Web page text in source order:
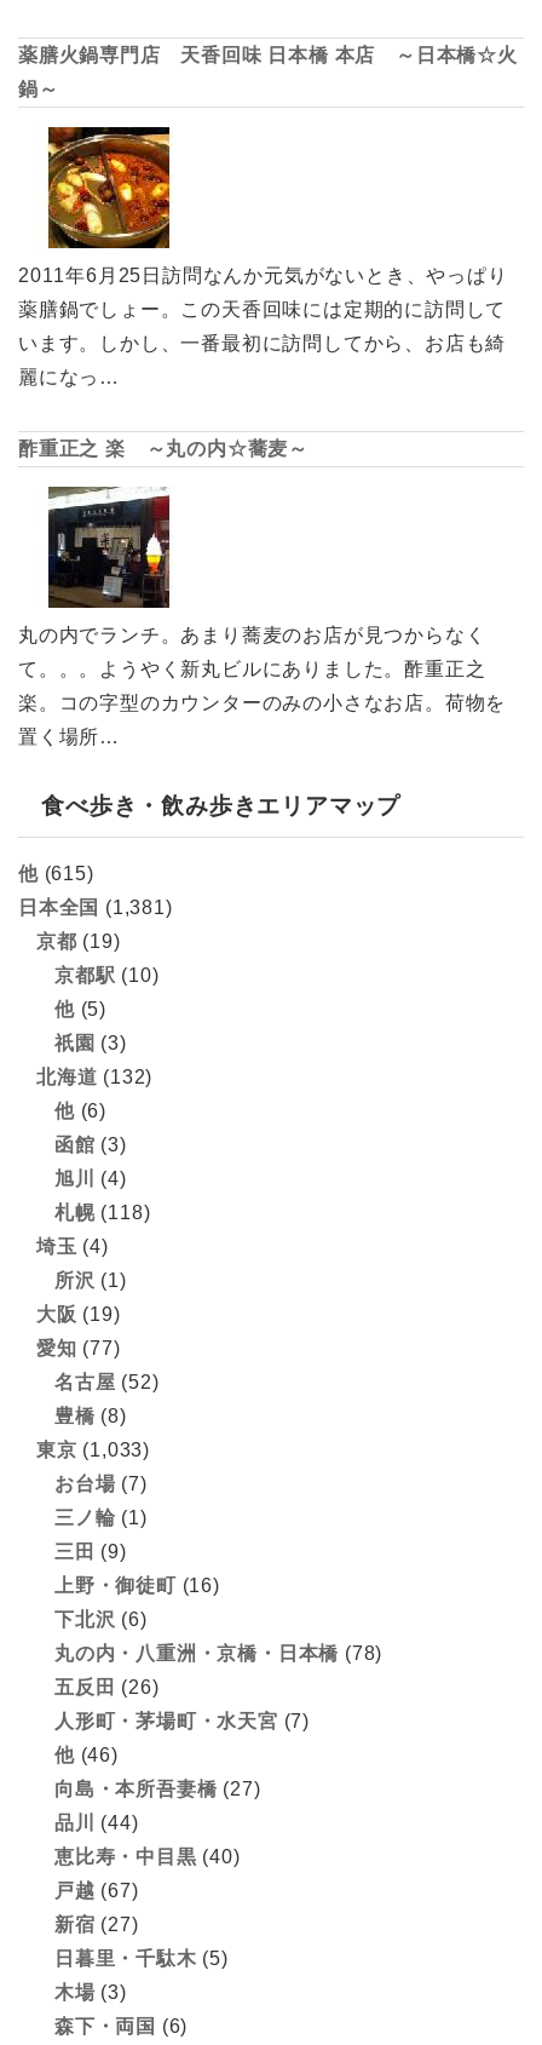
薬膳火鍋専門店 天香回味 日本橋 本店 ～日本橋☆火
鍋～
2011年6月25日訪問なんか元気がないとき、やっぱり
薬膳鍋でしょー。この天香回味には定期的に訪問して
います。しかし、一番最初に訪問してから、お店も綺
麗になっ…
酢重正之 楽 ～丸の内☆蕎麦～
丸の内でランチ。あまり蕎麦のお店が見つからなく
て。。。ようやく新丸ビルにありました。酢重正之
楽。コの字型のカウンターのみの小さなお店。荷物を
置く場所…
食べ歩き・飲み歩きエリアマップ
他(615)
日本全国 (1,381)
京都 (19)
京都駅 (10)
他(5)
祇園 (3)
北海道 (132)
他(6)
函館 (3)
旭川
(4)
札幌(118)
埼玉 (4)
所沢 (1)
大阪 (19)
愛知 (77)
名古屋 (52)
豊橋 (8)
東京 (1,033)
お台場 (7)
三ノ輪 (1)
三田 (9)
上野・御徒町 (16)
下北沢 (6)
丸の内・八重洲・京橋・日本橋 (78)
五反田 (26)
人形町・茅場町・水天宮 (7)
他(46)
向島・本所吾妻橋 (27)
品川
(44)
恵比寿・中目黒 (40)
戸越 (67)
新宿 (27)
日暮里・千駄木 (5)
木場 (3)
森下・両国 (6)